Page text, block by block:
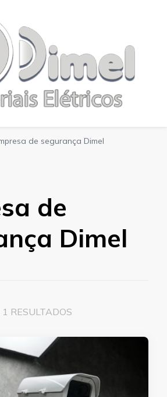
de segurança Dimel
de
Dimel
RESULTADOS